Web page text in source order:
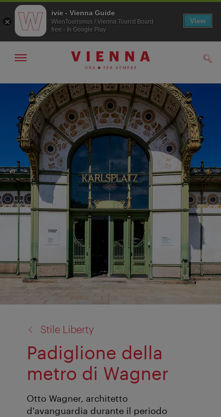
Alla
navigazione
Al
contenuto
Mostra/nascondi
Stile Liberty
Padiglione della
metro di Wagner
Otto Wagner, architetto
d'avanguardia durante il periodo
ivie - Vienna Guide
WienTourismus / Vienna Tourist Board
free - In Google Play
View